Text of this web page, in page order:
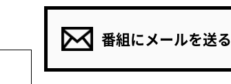
番組にメールを送る